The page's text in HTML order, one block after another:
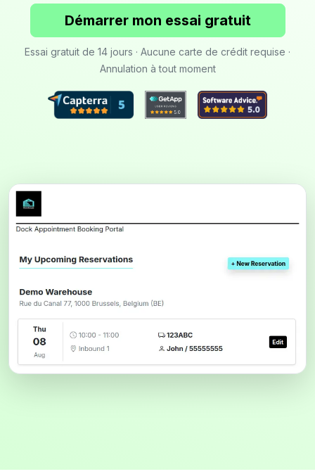
Démarrer mon essai gratuit
Essai gratuit de 14 jours · Aucune carte de crédit requise ·
Annulation à tout moment